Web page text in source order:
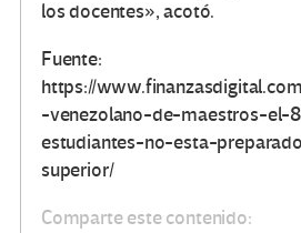
los docentes», acotó.
Fuente:
https://
-venezolano-de-maestros-el-
estudiantes-no-esta-
superior/
Comparte este contenido: